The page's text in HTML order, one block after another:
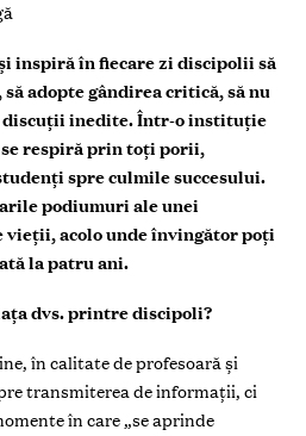
inspiră în fiecare zi discipolii să
adopte gândirea critică, să nu
discuții inedite. Într-o instituție
respiră prin toți porii,
spre culmile succesului.
podiumuri ale unei
vieții, acolo unde învingător poți
la patru ani.
dvs. printre discipoli?
în calitate de profesoară și
transmiterea de informații, ci
în care „se aprinde